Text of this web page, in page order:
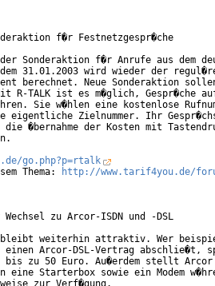
f�r Festnetzgespr�che
Sonderaktion f�r Anrufe aus dem
31.01.2003 wird wieder der
berechnet. Neue Sonderaktion
R-TALK ist es m�glich, Gespr�che
Sie w�hlen eine kostenlose
eigentliche Zielnummer. Ihr
die �bernahme der Kosten mit
go.php?p=rtalk
Thema:
http://www.tarif4you.de/
zu Arcor-ISDN und -DSL
bleibt weiterhin attraktiv. Wer
einen Arcor-DSL-Vertrag abschlie�t,
bis zu 50 Euro. Au�erdem stellt
eine Starterbox sowie ein Modem
zur Verf�gung.